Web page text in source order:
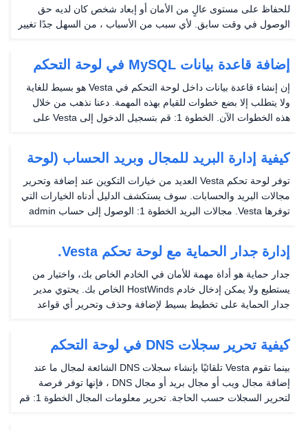
للحفاظ على مستوى عالٍ من الأمان أو إبعاد شخص كان لديه حق
الوصول في وقت سابق. لأي سبب من الأسباب ، من السهل جدًا تغيير
إضافة قاعدة بيانات MySQL في لوحة التحكم
فيستا
إن إنشاء قاعدة بيانات داخل لوحة التحكم في Vesta هو بسيط للغاية
ولا يتطلب إلا بضع خطوات للقيام بهذه المهمة. دعنا نذهب من خلال
هذه الخطوات الآن. الخطوة 1: قم بتسجيل الدخول إلى Vesta على
كيفية إدارة البريد للمجال وبريد الحساب (لوحة
تحكم Vesta)
توفر لوحة تحكم Vesta العديد من خيارات التكوين عند إضافة وتحرير
مجالات البريد والحسابات. سوف يستكشف الدليل أدناه الخيارات التي
توفرها Vesta. مجالات البريد الخطوة 1: الوصول إلى حساب admin
إدارة جدار الحماية مع لوحة تحكم Vesta.
جدار حماية هو أداة مهمة للأمان في الخادم الخاص بك، واختيار من
يستطيع ولا يمكن إدخال خادم HostWinds الخاص بك. يحتوي مدير
جدار الحماية على تخطيط بسيط لإضافة وحذف وتحرير أي قواعد
كيفية تحرير سجلات DNS في لوحة التحكم
فيستا
بينما تقوم Vesta تلقائيًا بإنشاء سجلات DNS الشائعة لمجال ما عند
إضافة مجال ويب أو مجال بريد أو مجال DNS ، فإنها توفر فرصة
لتحرير السجلات حسب الحاجة. تحرير معلومات المجال الخطوة 1: قم